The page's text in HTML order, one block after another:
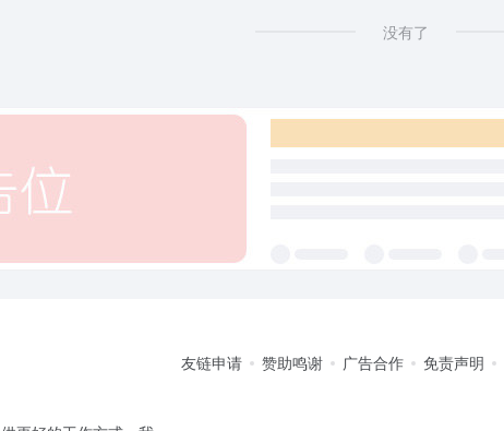
没有了
友链申请 赞助鸣谢 广告合作 免责声明